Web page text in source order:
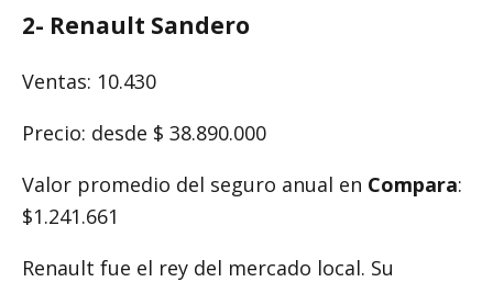
2- Renault Sandero
Ventas: 10.430
Precio: desde $ 38.890.000
Valor promedio del seguro anual en Compara:
$1.241.661
Renault fue el rey del mercado local. Su